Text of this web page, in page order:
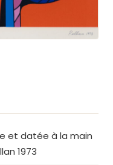
et datée à la main
1973